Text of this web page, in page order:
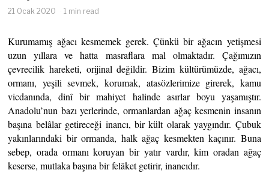
21 Ocak 2020 1 min read
Kurumamış ağacı kesmemek gerek. Çünkü bir ağacın yetişmesi
uzun yıllara ve hatta masraflara mal olmaktadır. Çağımızın
çevrecilik hareketi, orijinal değildir. Bizim kültürümüzde, ağacı,
ormanı, yeşili sevmek, korumak, atasözlerimize girerek, kamu
vicdanında, dinî bir mahiyet halinde asırlar boyu yaşamıştır.
Anadolu’nun bazı yerlerinde, ormanlardan ağaç kesmenin insanın
başına belâlar getireceği inancı, bir kült olarak yaygındır. Çubuk
yakınlarındaki bir ormanda, halk ağaç kesmekten kaçınır. Buna
sebep, orada ormanı koruyan bir yatır vardır, kim oradan ağaç
keserse, mutlaka başına bir felâket getirir, inancıdır.